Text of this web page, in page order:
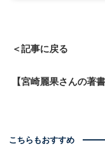
＜記事に戻る
【宮崎麗果さんの著
こちらもおすすめ